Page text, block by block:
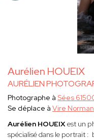
Aurélien HOUEIX
AURÉLIEN
Photographe à Sées
Se déplace à Vire
Aurélien HOUEIXest un
spécialisé dans le portrait